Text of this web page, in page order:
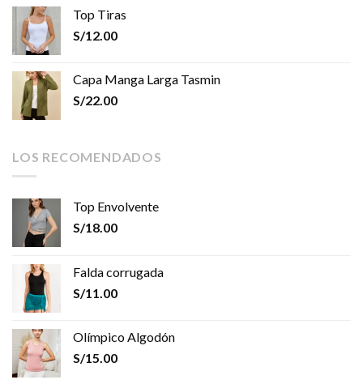
Top Tiras
S/12.00
Capa Manga Larga Tasmin
S/22.00
LOS RECOMENDADOS
Top Envolvente
S/18.00
Falda corrugada
S/11.00
Olímpico Algodón
S/15.00